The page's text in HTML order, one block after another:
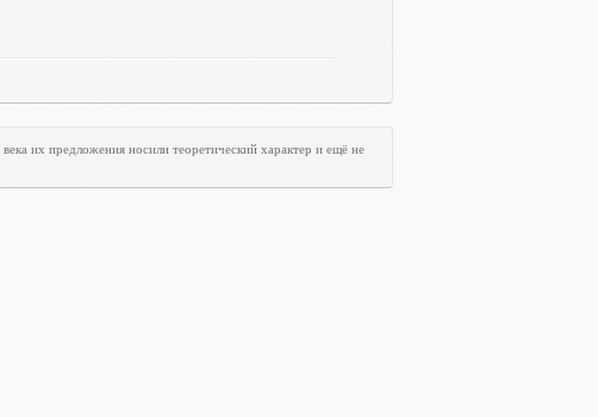
века их предложения носили теоретический характер и ещё не